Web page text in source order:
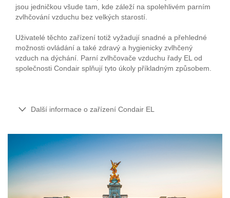
jsou jedničkou všude tam, kde záleží na spolehlivém parním
zvlhčování vzduchu bez velkých starostí.
Uživatelé těchto zařízení totiž vyžadují snadné a přehledné
možnosti ovládání a také zdravý a hygienicky zvlhčený
vzduch na dýchání. Parní zvlhčovače vzduchu řady EL od
společnosti Condair splňují tyto úkoly příkladným způsobem.
Další informace o zařízení Condair EL